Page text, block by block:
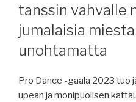
tanssin vahvalle
jumalaisia
unohtamatta
Pro Dance -gaala 2023 tuo
upean ja monipuolisen